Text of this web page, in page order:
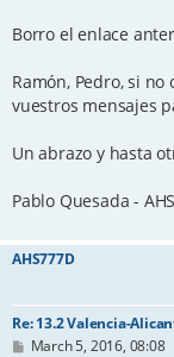
Borro el enlace
Ramón, Pedro, si
vuestros mensajes
Un abrazo y hasta
Pablo Quesada -
AHS777D
Re: 13.2 Valencia-
PMarch 5, 2016, 08:08